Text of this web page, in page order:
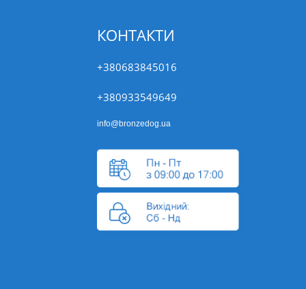
КОНТАКТИ
+380683845016
+380933549649
info@bronzedog.ua